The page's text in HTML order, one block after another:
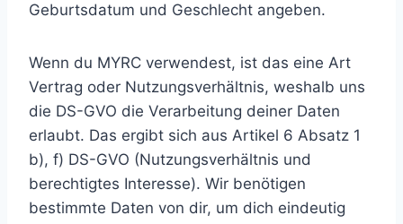
Geburtsdatum und Geschlecht angeben.
Wenn du MYRC verwendest, ist das eine Art
Vertrag oder Nutzungsverhältnis, weshalb uns
die DS-GVO die Verarbeitung deiner Daten
erlaubt. Das ergibt sich aus Artikel 6 Absatz 1
b), f) DS-GVO (Nutzungsverhältnis und
berechtigtes Interesse). Wir benötigen
bestimmte Daten von dir, um dich eindeutig